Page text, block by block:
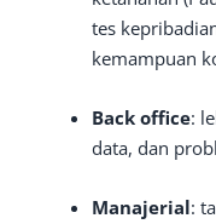
tes
kemampuan
Back office:
data, dan
Manajerial: